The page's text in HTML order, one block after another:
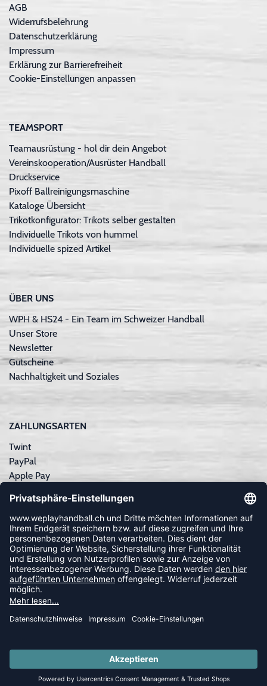
SUMMER SALE: SPARE BIS ZU 65%
AGB
Widerrufsbelehrung
Datenschutzerklärung
Impressum
Erklärung zur Barrierefreiheit
Cookie-Einstellungen anpassen
TEAMSPORT
Teamausrüstung - hol dir dein Angebot
Vereinskooperation/Ausrüster Handball
Druckservice
Pixoff Ballreinigungsmaschine
Kataloge Übersicht
Trikotkonfigurator: Trikots selber gestalten
Individuelle Trikots von hummel
Individuelle spized Artikel
ÜBER UNS
WPH & HS24 - Ein Team im Schweizer Handball
Unser Store
Newsletter
Gutscheine
Nachhaltigkeit und Soziales
ZAHLUNGSARTEN
Twint
PayPal
Apple Pay
Kreditkarte
Rechnungskauf
NEWSLETTER
FOLLOW US